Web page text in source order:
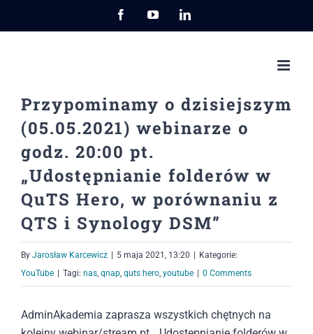
FacebookYouTubeLinkedIn
Przypominamy o dzisiejszym
(05.05.2021) webinarze o
godz. 20:00 pt.
„Udostępnianie folderów w
QuTS Hero, w porównaniu z
QTS i Synology DSM”
By Jarosław Karcewicz | 5 maja 2021, 13:20 | Kategorie:
YouTube | Tagi: nas qnap quts hero youtube | 0 Comments
AdminAkademia zaprasza wszystkich chętnych na